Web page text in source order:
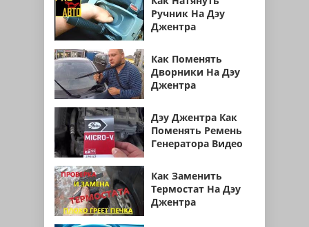
Ручник На Дэу
Джентра
Как Поменять
Дворники На Дэу
Джентра
Дэу Джентра Как
Поменять Ремень
Генератора Видео
Как Заменить
Термостат На Дэу
Джентра